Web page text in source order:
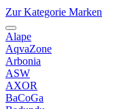
Zur Kategorie Marken
Alape
AqvaZone
Arbonia
ASW
AXOR
BaCoGa